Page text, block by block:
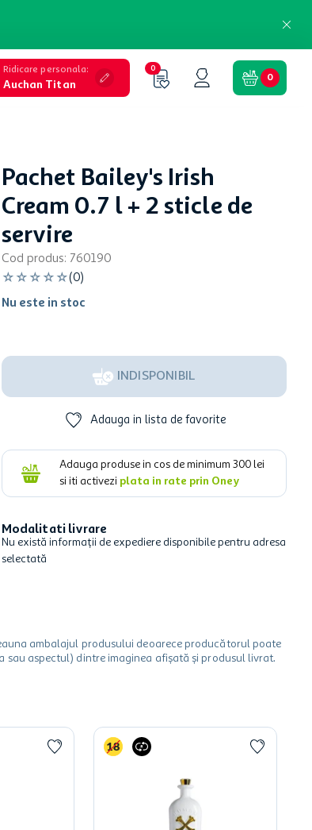
Ridicare personala:
Auchan Titan
0
0
Pachet Bailey's Irish
Cream 0.7 l + 2 sticle de
servire
Cod produs: 760190
☆ ☆ ☆ ☆ ☆(0)
Nu este in stoc
INDISPONIBIL
Adauga in lista de favorite
Adauga produse in cos de minimum 300 lei
si iti activezi plata in rate prin Oney
Modalitati livrare
Nu există informații de expediere disponibile pentru adresa
selectată
ambalajul produsului deoarece producătorul poate
aspectul) dintre imaginea afișată și produsul livrat.